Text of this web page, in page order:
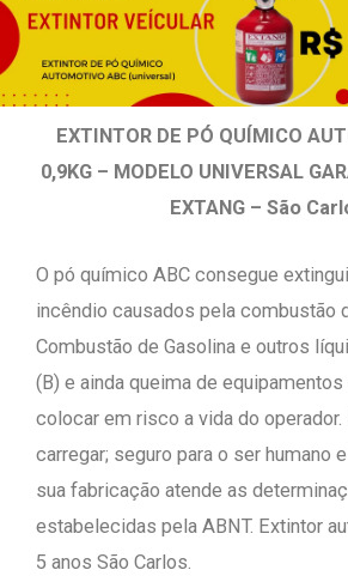
EXTINTOR DE PÓ QUÍMICO
0,9KG – MODELO UNIVERSAL
EXTANG – São
O pó químico ABC consegue
incêndio causados pela combustão
Combustão de Gasolina e outros
(B) e ainda queima de
colocar em risco a vida do
carregar; seguro para o ser humano
sua fabricação atende as
estabelecidas pela ABNT. Extintor
5 anos São Carlos.